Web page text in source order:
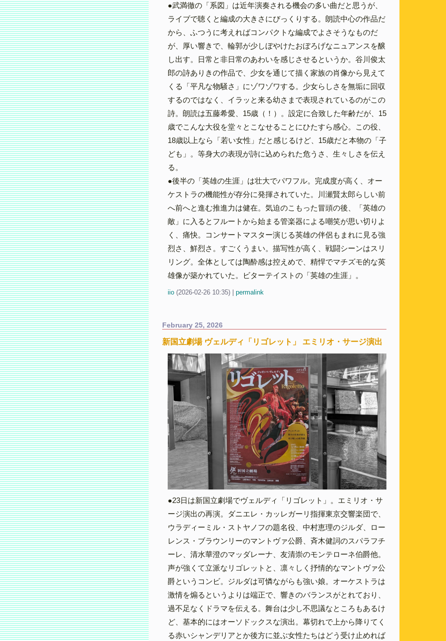
●武満徹の「系図」は近年演奏される機会の多い曲だと思うが、
ライブで聴くと編成の大きさにびっくりする。朗読中心の作品だ
から、ふつうに考えればコンパクトな編成でよさそうなものだ
が、厚い響きで、輪郭が少しぼやけたおぼろげなニュアンスを醸
し出す。日常と非日常のあわいを感じさせるというか。谷川俊太
郎の詩ありきの作品で、少女を通じて描く家族の肖像から見えて
くる「平凡な物騒さ」にゾワゾワする。少女らしさを無垢に回収
するのではなく、イラッと来る幼さまで表現されているのがこの
詩。朗読は五藤希愛、15歳（！）。設定に合致した年齢だが、15
歳でこんな大役を堂々とこなせることにひたすら感心。この役、
18歳以上なら「若い女性」だと感じるけど、15歳だと本物の「子
ども」。等身大の表現が詩に込められた危うさ、生々しさを伝え
る。
●後半の「英雄の生涯」は壮大でパワフル。完成度が高く、オー
ケストラの機能性が存分に発揮されていた。川瀬賢太郎らしい前
へ前へと進む推進力は健在。気迫のこもった冒頭の後、「英雄の
敵」に入るとフルートから始まる管楽器による嘲笑が思い切りよ
く、痛快。コンサートマスター演じる英雄の伴侶もまれに見る強
烈さ、鮮烈さ。すごくうまい。描写性が高く、戦闘シーンはスリ
リング。全体としては陶酔感は控えめで、精悍でマチズモ的な英
雄像が築かれていた。ビターテイストの「英雄の生涯」。
iio (2026-02-26 10:35) permalink
February 25, 2026
新国立劇場 ヴェルディ「リゴレット」 エミリオ・サージ演出
●23日は新国立劇場でヴェルディ「リゴレット」。エミリオ・サ
ージ演出の再演。ダニエレ・カッレガーリ指揮東京交響楽団で、
ウラディーミル・ストヤノフの題名役、中村恵理のジルダ、ロー
レンス・ブラウンリーのマントヴァ公爵、斉木健詞のスパラフチ
ーレ、清水華澄のマッダレーナ、友清崇のモンテローネ伯爵他。
声が強くて立派なリゴレットと、凛々しく抒情的なマントヴァ公
爵というコンビ。ジルダは可憐ながらも強い娘。オーケストラは
激情を煽るというよりは端正で、響きのバランスがとれており、
過不足なくドラマを伝える。舞台は少し不思議なところもあるけ
ど、基本的にはオーソドックスな演出。幕切れで上から降りてく
る赤いシャンデリアとか後方に並ぶ女性たちはどう受け止めれば